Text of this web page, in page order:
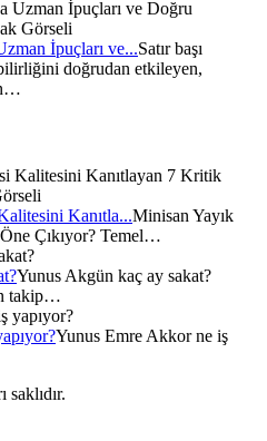
İpuçları ve...Satır başı
doğrudan etkileyen,
Kanıtla...Minisan Yayık
Çıkıyor? Temel…
Yunus Akgün kaç ay sakat?
takip…
Yunus Emre Akkor ne iş